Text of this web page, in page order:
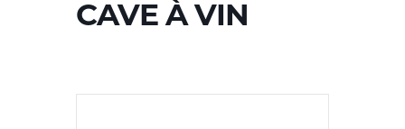
CAVE À VIN